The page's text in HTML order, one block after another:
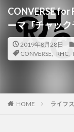
CONVERSE for
ーマ「チャッ
2019年8月28日
CONVERSE
RHC,
HOME ライフ